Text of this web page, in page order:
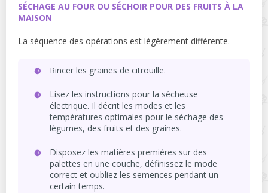
SÉCHAGE AU FOUR OU SÉCHOIR POUR DES FRUITS À LA
MAISON
La séquence des opérations est légèrement différente.
Rincer les graines de citrouille.
Lisez les instructions pour la sécheuse
électrique. Il décrit les modes et les
températures optimales pour le séchage des
légumes, des fruits et des graines.
Disposez les matières premières sur des
palettes en une couche, définissez le mode
correct et oubliez les semences pendant un
certain temps.